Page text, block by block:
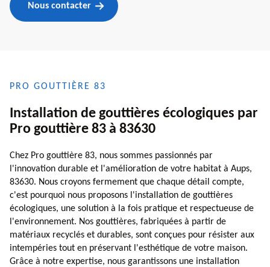
Nous contacter
PRO GOUTTIÈRE 83
Installation de gouttières écologiques par
Pro gouttière 83 à 83630
Chez Pro gouttière 83, nous sommes passionnés par
l'innovation durable et l'amélioration de votre habitat à Aups,
83630. Nous croyons fermement que chaque détail compte,
c'est pourquoi nous proposons l'installation de gouttières
écologiques, une solution à la fois pratique et respectueuse de
l'environnement. Nos gouttières, fabriquées à partir de
matériaux recyclés et durables, sont conçues pour résister aux
intempéries tout en préservant l'esthétique de votre maison.
Grâce à notre expertise, nous garantissons une installation